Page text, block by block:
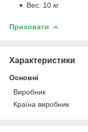
Вес: 10 кг
Приховати
Характеристики
Основні
Виробник
Країна виробник